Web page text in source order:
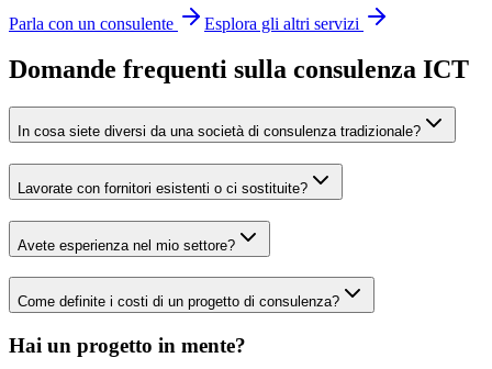
Parla con un consulente Esplora gli altri servizi
Domande frequenti sulla consulenza ICT
In cosa siete diversi da una società di consulenza tradizionale?
Lavorate con fornitori esistenti o ci sostituite?
Avete esperienza nel mio settore?
Come definite i costi di un progetto di consulenza?
Hai un progetto in mente?